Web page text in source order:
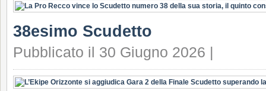
38esimo Scudetto
Pubblicato il 30 Giugno 2026 |